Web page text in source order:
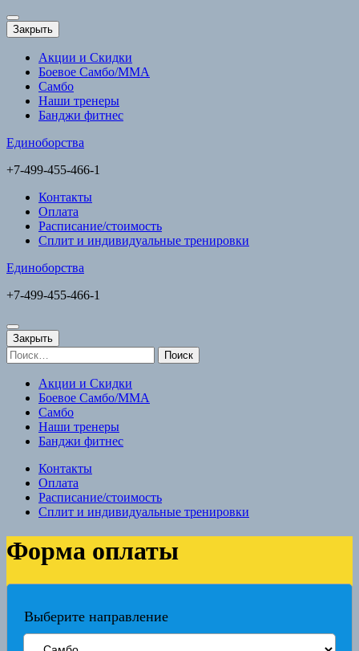
Перейти
к
содержимому
(нажмите
Enter)
Закрыть
Акции и Скидки
Боевое Самбо/ММА
Самбо
Наши тренеры
Банджи фитнес
Единоборства
+7-499-455-466-1
Контакты
Оплата
Расписание/стоимость
Сплит и индивидуальные тренировки
Единоборства
+7-499-455-466-1
Закрыть
Найти:
Акции и Скидки
Боевое Самбо/ММА
Самбо
Наши тренеры
Банджи фитнес
Контакты
Оплата
Расписание/стоимость
Сплит и индивидуальные тренировки
Форма оплаты
Выберите направление